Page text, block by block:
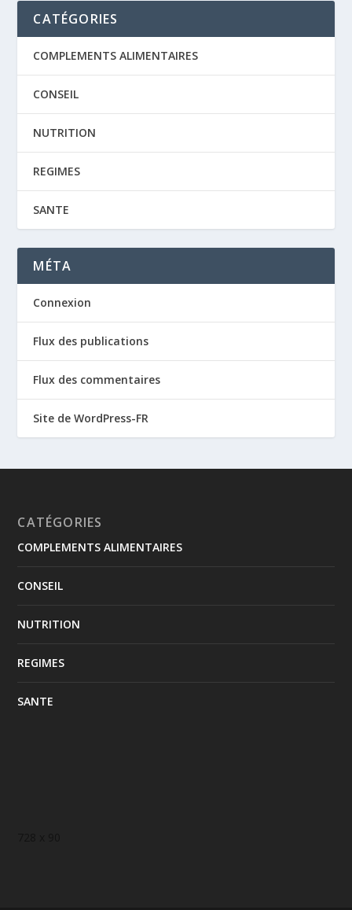
CATÉGORIES
COMPLEMENTS ALIMENTAIRES
CONSEIL
NUTRITION
REGIMES
SANTE
MÉTA
Connexion
Flux des publications
Flux des commentaires
Site de WordPress-FR
CATÉGORIES
COMPLEMENTS ALIMENTAIRES
CONSEIL
NUTRITION
REGIMES
SANTE